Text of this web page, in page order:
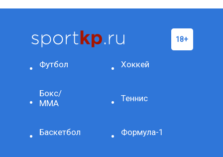
Футбол Хоккей
Бокс/
ММА
Теннис
Баскетбол Формула-1